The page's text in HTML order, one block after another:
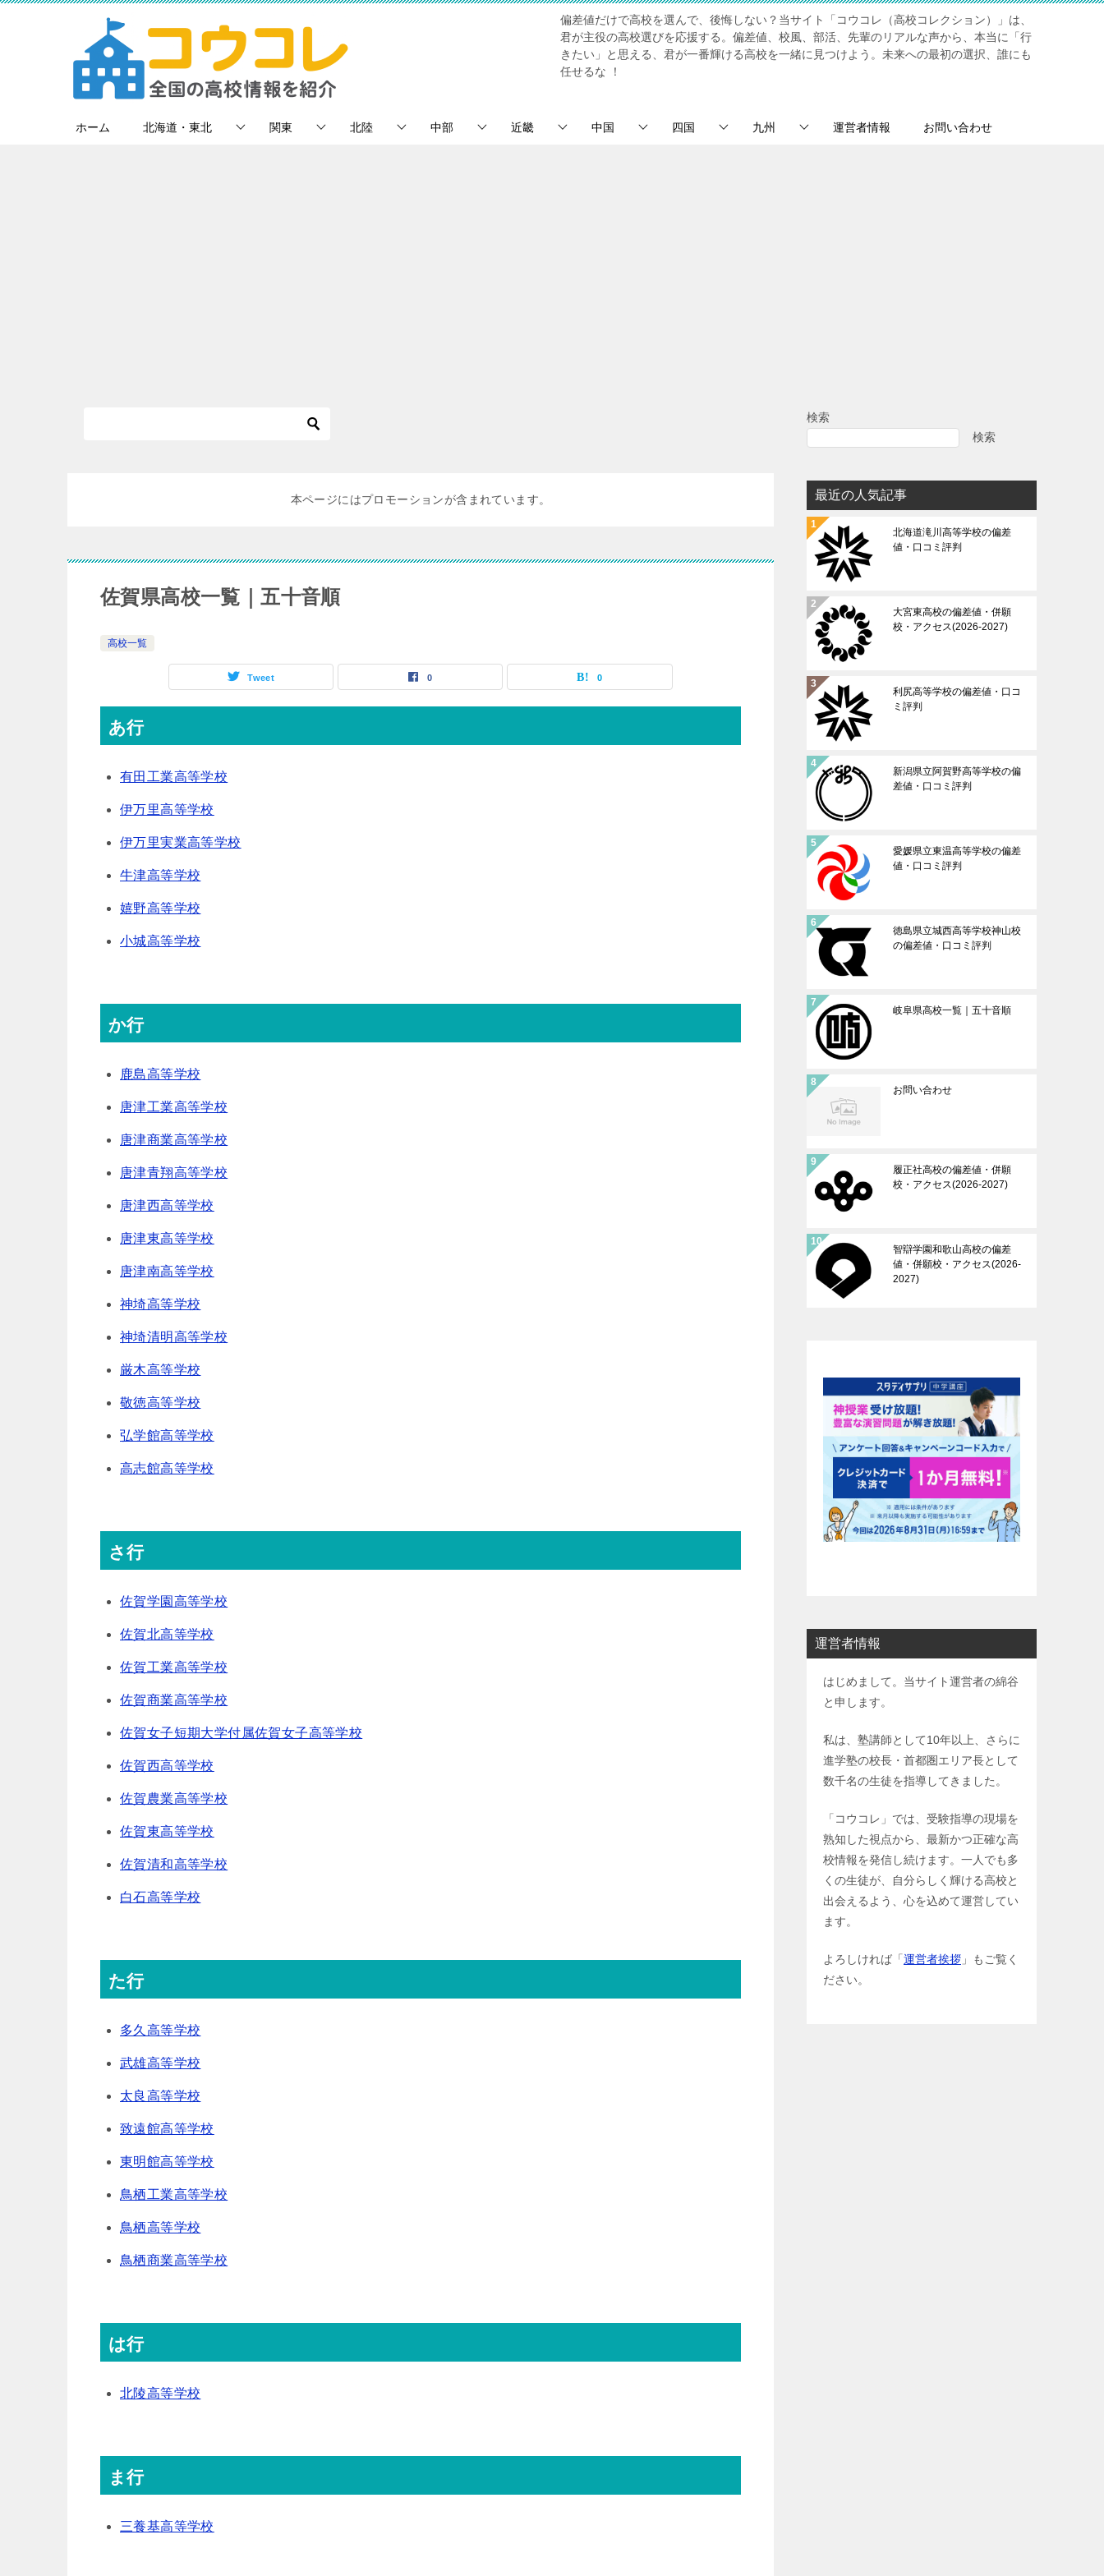
偏差値だけで高校を選んで、後悔しない？当サイト「コウコレ（高校コレクション）」は、
君が主役の高校選びを応援する。偏差値、校風、部活、先輩のリアルな声から、本当に「行
きたい」と思える、君が一番輝ける高校を一緒に見つけよう。未来への最初の選択、誰にも
任せるな ！
ホーム 北海道・東北 関東 北陸 中部 近畿 中国 四国 九州 運営者情報 お問い合わせ
本ページにはプロモーションが含まれています。
佐賀県高校一覧｜五十音順
高校一覧
Tweet 0 0
あ行
有田工業高等学校
伊万里高等学校
伊万里実業高等学校
牛津高等学校
嬉野高等学校
小城高等学校
か行
鹿島高等学校
唐津工業高等学校
唐津商業高等学校
唐津青翔高等学校
唐津西高等学校
唐津東高等学校
唐津南高等学校
神埼高等学校
神埼清明高等学校
厳木高等学校
敬徳高等学校
弘学館高等学校
高志館高等学校
さ行
佐賀学園高等学校
佐賀北高等学校
佐賀工業高等学校
佐賀商業高等学校
佐賀女子短期大学付属佐賀女子高等学校
佐賀西高等学校
佐賀農業高等学校
佐賀東高等学校
佐賀清和高等学校
白石高等学校
た行
多久高等学校
武雄高等学校
太良高等学校
致遠館高等学校
東明館高等学校
鳥栖工業高等学校
鳥栖高等学校
鳥栖商業高等学校
は行
北陵高等学校
ま行
三養基高等学校
検索
検索
最近の人気記事
北海道滝川高等学校の偏差
値・口コミ評判
大宮東高校の偏差値・併願
校・アクセス(2026-2027)
利尻高等学校の偏差値・口コ
ミ評判
新潟県立阿賀野高等学校の偏
差値・口コミ評判
愛媛県立東温高等学校の偏差
値・口コミ評判
徳島県立城西高等学校神山校
の偏差値・口コミ評判
岐阜県高校一覧｜五十音順
お問い合わせ
履正社高校の偏差値・併願
校・アクセス(2026-2027)
智辯学園和歌山高校の偏差
値・併願校・アクセス(2026-
2027)
運営者情報
はじめまして。当サイト運営者の綿谷
と申します。
私は、塾講師として10年以上、さらに
進学塾の校長・首都圏エリア長として
数千名の生徒を指導してきました。
「コウコレ」では、受験指導の現場を
熟知した視点から、最新かつ正確な高
校情報を発信し続けます。一人でも多
くの生徒が、自分らしく輝ける高校と
出会えるよう、心を込めて運営してい
ます。
よろしければ「運営者挨拶 」もご覧く
ださい。